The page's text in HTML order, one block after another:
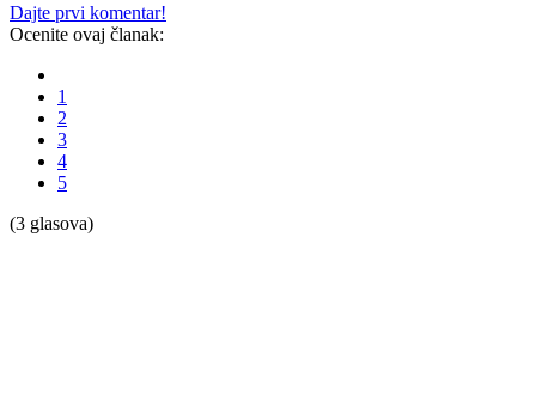
Dajte prvi komentar!
Ocenite ovaj članak:
1
2
3
4
5
(3 glasova)